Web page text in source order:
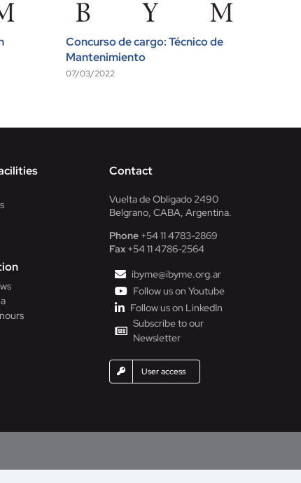
Concurso de cargo: Técnico de
Mantenimiento
07/03/2022
Contact
Vuelta de Obligado 2490
Belgrano, CABA, Argentina.
Phone +54 11 4783-2869
Fax +54 11 4786-2564
ibyme@ibyme.org.ar
Follow us on Youtube
Follow us on LinkedIn
Subscribe to our
Newsletter
User access